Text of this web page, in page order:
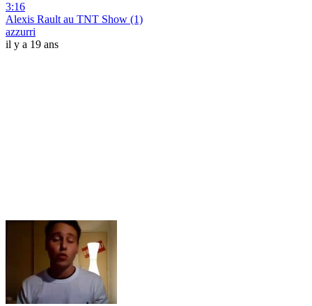
3:16
Alexis Rault au TNT Show (1)
azzurri
il y a 19 ans